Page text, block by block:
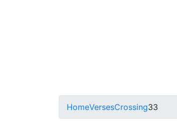
HomeVersesCrossing33